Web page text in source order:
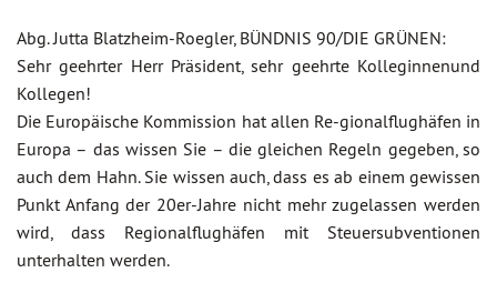
Abg. Jutta Blatzheim-Roegler, BÜNDNIS 90/DIE GRÜNEN:
Sehr geehrter Herr Präsident, sehr geehrte Kolleginnenund
Kollegen!
Die Europäische Kommission hat allen Re-gionalflughäfen in
Europa – das wissen Sie – die gleichen Regeln gegeben, so
auch dem Hahn. Sie wissen auch, dass es ab einem gewissen
Punkt Anfang der 20er-Jahre nicht mehr zugelassen werden
wird, dass Regionalflughäfen mit Steuersubventionen
unterhalten werden.